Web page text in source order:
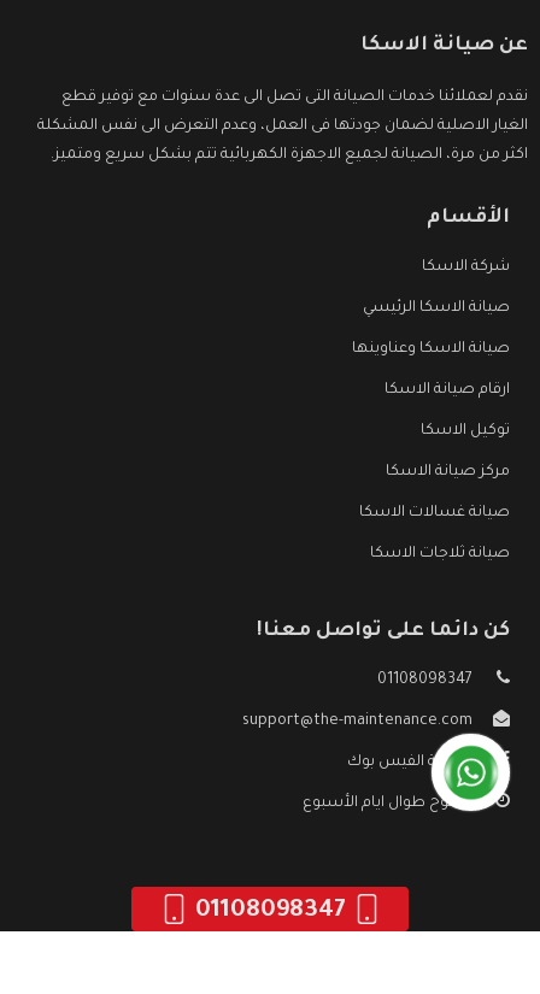
عن صيانة الاسكا
نقدم لعملائنا خدمات الصيانة التى تصل الى عدة سنوات مع توفير قطع
الغيار الاصلية لضمان جودتها فى العمل، وعدم التعرض الى نفس المشكلة
اكثر من مرة، الصيانة لجميع الاجهزة الكهربائية تتم بشكل سريع ومتميز.
الأقسام
شركة الاسكا
صيانة الاسكا الرئيسي
صيانة الاسكا وعناوينها
ارقام صيانة الاسكا
توكيل الاسكا
مركز صيانة الاسكا
صيانة غسالات الاسكا
صيانة ثلاجات الاسكا
كن دائما على تواصل معنا!
01108098347
support@the-maintenance.com
صفحة الفيس بوك
مفتوح طوال ايام الأسبوع
01108098347